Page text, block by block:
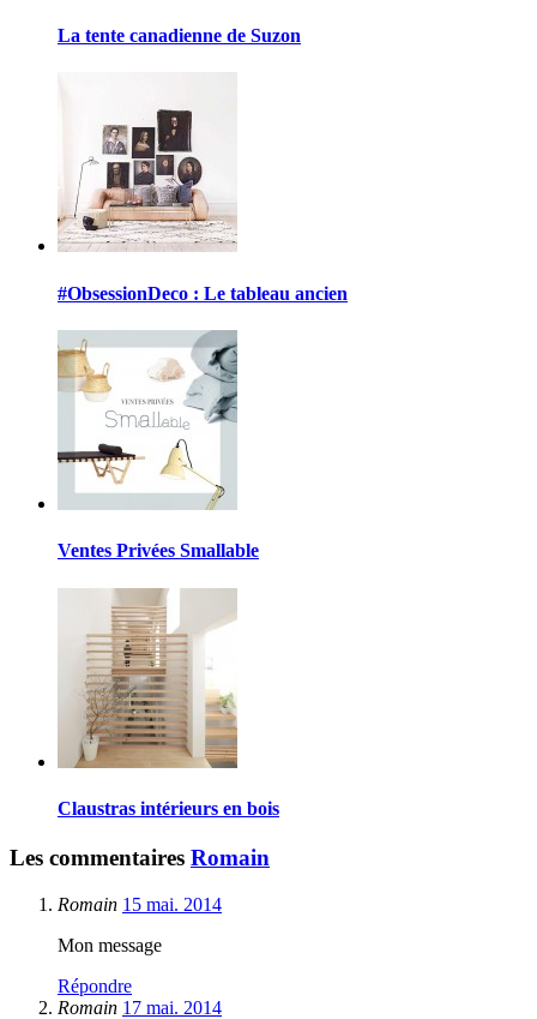
La tente canadienne de Suzon
#ObsessionDeco : Le tableau ancien
Ventes Privées Smallable
Claustras intérieurs en bois
Les commentaires Romain
Romain 15 mai. 2014
Mon message
Répondre
Romain 17 mai. 2014